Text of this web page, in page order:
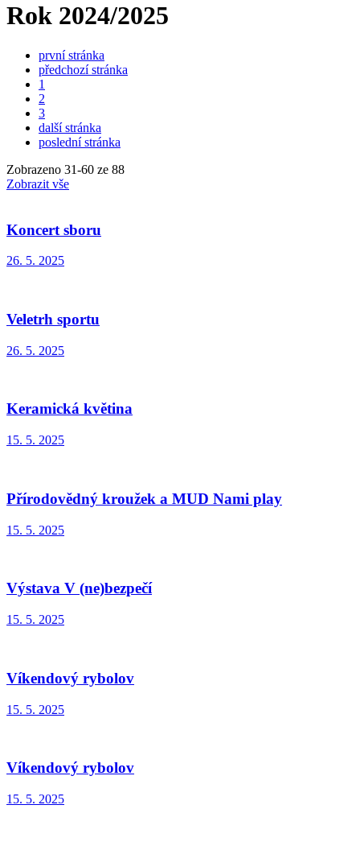
Rok 2024/2025
první stránka
předchozí stránka
1
2
3
další stránka
poslední stránka
Zobrazeno 31-60 ze 88
Zobrazit vše
Koncert sboru
26. 5. 2025
Veletrh sportu
26. 5. 2025
Keramická květina
15. 5. 2025
Přírodovědný kroužek a MUD Nami play
15. 5. 2025
Výstava V (ne)bezpečí
15. 5. 2025
Víkendový rybolov
15. 5. 2025
Víkendový rybolov
15. 5. 2025